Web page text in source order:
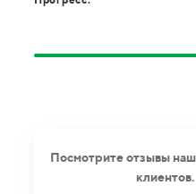
Посмотрите отзывы
клиентов.